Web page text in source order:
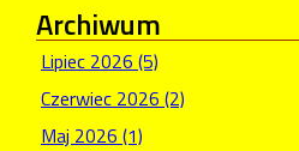
Archiwum
Lipiec 2026 (5)
Czerwiec 2026 (2)
Maj 2026 (1)